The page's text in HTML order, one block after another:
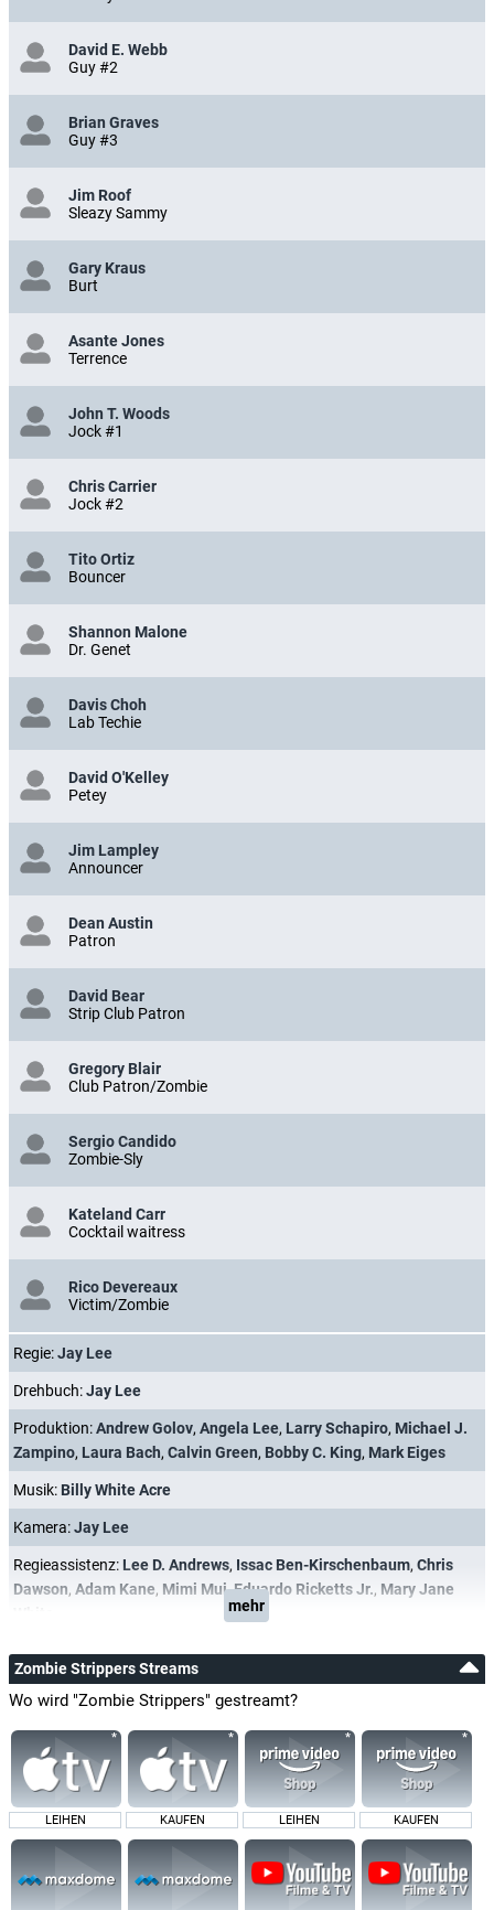
David E. Webb
Guy #2
Brian Graves
Guy #3
Jim Roof
Sleazy Sammy
Gary Kraus
Burt
Asante Jones
Terrence
John T. Woods
Jock #1
Chris Carrier
Jock #2
Tito Ortiz
Bouncer
Shannon Malone
Dr. Genet
Davis Choh
Lab Techie
David O'Kelley
Petey
Jim Lampley
Announcer
Dean Austin
Patron
David Bear
Strip Club Patron
Gregory Blair
Club Patron/Zombie
Sergio Candido
Zombie-Sly
Kateland Carr
Cocktail waitress
Rico Devereaux
Victim/Zombie
Regie:Jay Lee
Drehbuch:Jay Lee
Produktion:Andrew Golov, Angela Lee, Larry Schapiro, Michael J.
Zampino, Laura Bach, Calvin Green, Bobby C. King, Mark Eiges
Musik: Billy White Acre
Kamera:Jay Lee
Regieassistenz: Lee D. Andrews, Issac Ben-Kirschenbaum, Chris
Dawson, Adam Kane, Mimi Mui,Eduardo Ricketts Jr., Mary Jane
mehr
Zombie Strippers Streams
Wo wird "Zombie Strippers" gestreamt?
LEIHEN KAUFEN LEIHEN KAUFEN